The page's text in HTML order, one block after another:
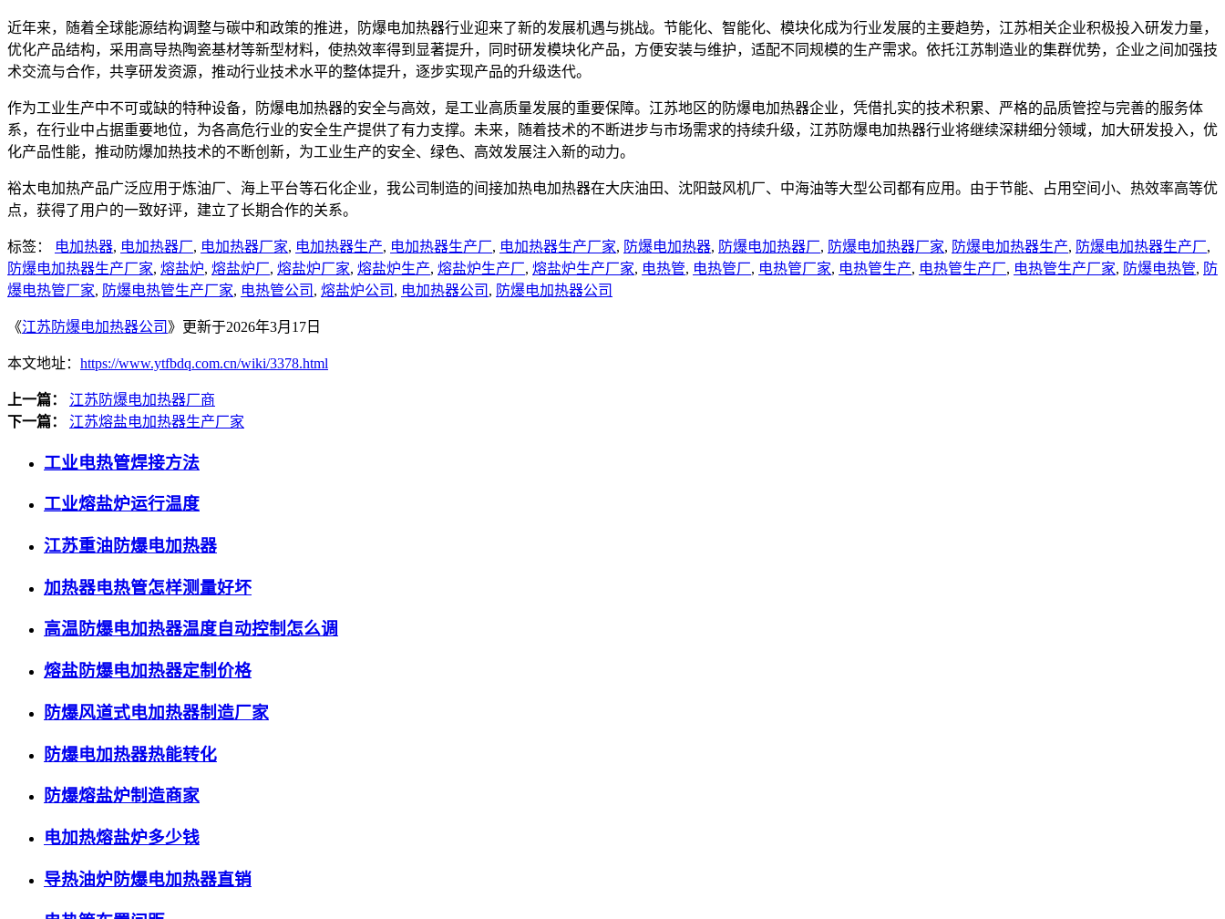
近年来，随着全球能源结构调整与碳中和政策的推进，防爆电加热器行业迎来了新的发展机遇与挑战。节能化、智能化、模块化成为行业发展的主要趋势，江苏相关企业积极投入研发力量，
优化产品结构，采用高导热陶瓷基材等新型材料，使热效率得到显著提升，同时研发模块化产品，方便安装与维护，适配不同规模的生产需求。依托江苏制造业的集群优势，企业之间加强技
术交流与合作，共享研发资源，推动行业技术水平的整体提升，逐步实现产品的升级迭代。
作为工业生产中不可或缺的特种设备，防爆电加热器的安全与高效，是工业高质量发展的重要保障。江苏地区的防爆电加热器企业，凭借扎实的技术积累、严格的品质管控与完善的服务体
系，在行业中占据重要地位，为各高危行业的安全生产提供了有力支撑。未来，随着技术的不断进步与市场需求的持续升级，江苏防爆电加热器行业将继续深耕细分领域，加大研发投入，优
化产品性能，推动防爆加热技术的不断创新，为工业生产的安全、绿色、高效发展注入新的动力。
裕太电加热产品广泛应用于炼油厂、海上平台等石化企业，我公司制造的间接加热电加热器在大庆油田、沈阳鼓风机厂、中海油等大型公司都有应用。由于节能、占用空间小、热效率高等优
点，获得了用户的一致好评，建立了长期合作的关系。
标签： 电加热器, 电加热器厂, 电加热器厂家, 电加热器生产, 电加热器生产厂, 电加热器生产厂家, 防爆电加热器, 防爆电加热器厂, 防爆电加热器厂家, 防爆电加热器生产, 防爆电加热器生产厂,
防爆电加热器生产厂家, 熔盐炉, 熔盐炉厂, 熔盐炉厂家, 熔盐炉生产, 熔盐炉生产厂, 熔盐炉生产厂家, 电热管, 电热管厂, 电热管厂家, 电热管生产, 电热管生产厂, 电热管生产厂家, 防爆电热管, 防
爆电热管厂家, 防爆电热管生产厂家, 电热管公司 , 熔盐炉公司 , 电加热器公司 , 防爆电加热器公司
《江苏防爆电加热器公司 》更新于2026年3月17日
本文地址： https://www.ytfbdq.com.cn/wiki/3378.html
上一篇：
江苏防爆电加热器厂商
下一篇：
江苏熔盐电加热器生产厂家
工业电热管焊接方法
工业熔盐炉运行温度
江苏重油防爆电加热器
加热器电热管怎样测量好坏
高温防爆电加热器温度自动控制怎么调
熔盐防爆电加热器定制价格
防爆风道式电加热器制造厂家
防爆电加热器热能转化
防爆熔盐炉制造商家
电加热熔盐炉多少钱
导热油炉防爆电加热器直销